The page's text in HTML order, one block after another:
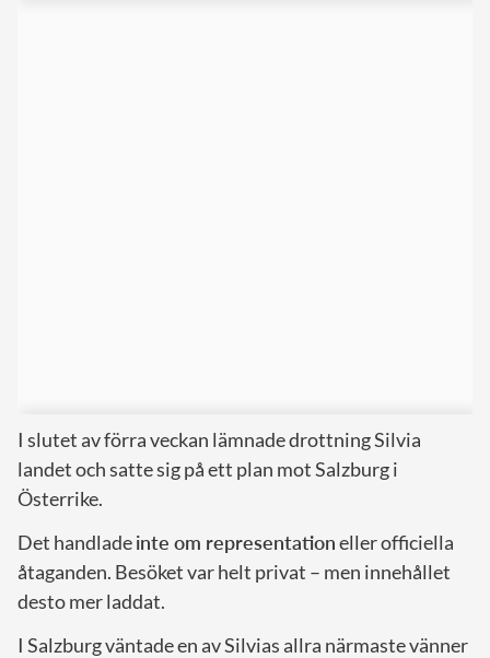
I slutet av förra veckan lämnade drottning Silvia
landet och satte sig på ett plan mot Salzburg i
Österrike.
Det handladeinte om representationeller officiella
åtaganden. Besöket var helt privat – men innehållet
desto mer laddat.
I Salzburg väntade en av Silvias allra närmaste vänner